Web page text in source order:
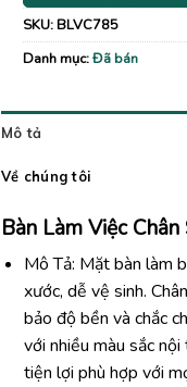
SKU:BLVC785
Danh mục:Đã bán
Mô tả
Về chúng tôi
Bàn Làm Việc
Mô Tả: Mặt bàn làm
xước, dễ vệ sinh.
bảo độ bền và chắc
với nhiều màu sắc
tiện lợi phù hợp với